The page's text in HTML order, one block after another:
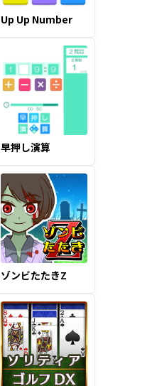
Up Up Number
早押し演算
ゾンビたたきZ